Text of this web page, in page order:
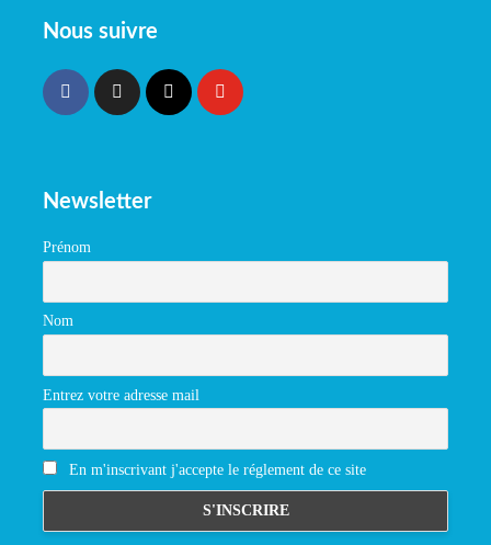
Nous suivre
Newsletter
Prénom
Nom
Entrez votre adresse mail
En m'inscrivant j'accepte le réglement de ce site